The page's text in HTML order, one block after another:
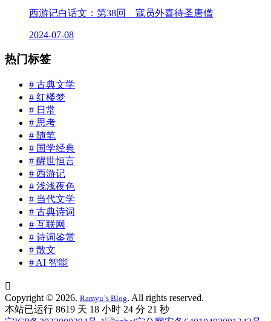
西游记白话文：第38回 寇员外喜待圣唐僧
2024-07-08
热门标签
# 古典文学
# 红楼梦
# 日常
# 思考
# 随笔
# 国学经典
# 醒世恒言
# 西游记
# 浅浅夜色
# 当代文学
# 古典诗词
# 互联网
# 诗词鉴赏
# 散文
# AI 智能

Copyright © 2026. Ramyu`s Blog. All rights reserved.
本站已运行 8619 天 18 小时 24 分 23 秒